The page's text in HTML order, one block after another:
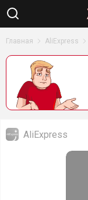
Главная AliExpress
AliExpress